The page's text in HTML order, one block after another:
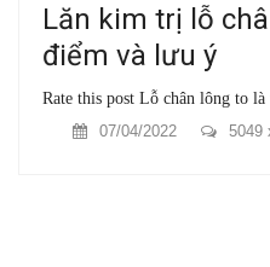
Lăn kim trị lỗ
điểm và lưu ý
Rate this post Lỗ chân lông to
07/04/2022
5049